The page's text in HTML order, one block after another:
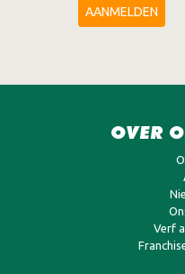
AANMELDEN
OVER
Verf